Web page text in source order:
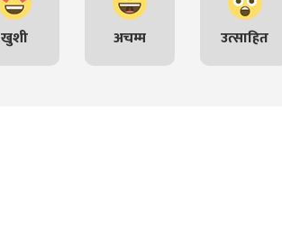
खुशी अचम्म उत्साहित